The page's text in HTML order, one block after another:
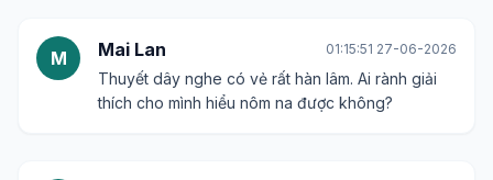
M Mai Lan 01:15:51 27-06-2026
Thuyết dây nghe có vẻ rất hàn lâm. Ai rành giải
thích cho mình hiểu nôm na được không?